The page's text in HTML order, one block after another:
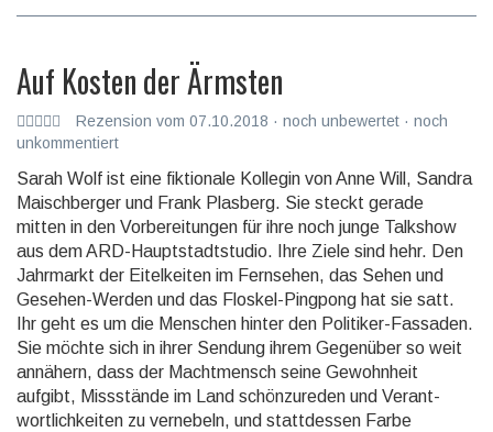
Auf Kosten der Ärmsten
Rezension vom 07.10.2018 · noch unbewertet · noch
unkommentiert
Sarah Wolf ist eine fiktionale Kollegin von Anne Will, Sandra
Maisch­berger und Frank Plasberg. Sie steckt gerade
mitten in den Vorberei­tungen für ihre noch junge Talkshow
aus dem ARD-Haupt­stadt­studio. Ihre Ziele sind hehr. Den
Jahrmarkt der Eitelkeiten im Fernsehen, das Sehen und
Gesehen-Werden und das Floskel-Pingpong hat sie satt.
Ihr geht es um die Menschen hinter den Politiker-Fassaden.
Sie möchte sich in ihrer Sendung ihrem Gegenüber so weit
annähern, dass der Machtmensch seine Gewohnheit
aufgibt, Missstände im Land schönzu­reden und Verant­
wortlich­keiten zu vernebeln, und stattdessen Farbe